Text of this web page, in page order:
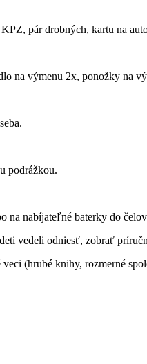
pár drobných, kartu na
na výmenu 2x, ponožky na
podrážkou.
na nabíjateľné baterky do
vedeli odniesť, zobrať
(hrubé knihy, rozmerné